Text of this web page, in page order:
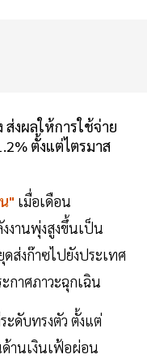
ส่งผลให้การใช้จ่าย
ตั้งแต่ไตรมาส
" เมื่อเดือน
งานพุ่งสูงขึ้นเป็น
ส่งก๊าซไปยังประเทศ
กาศภาวะฉุกเฉิน
ะดับทรงตัว ตั้งแต่
านเงินเฟ้อผ่อน